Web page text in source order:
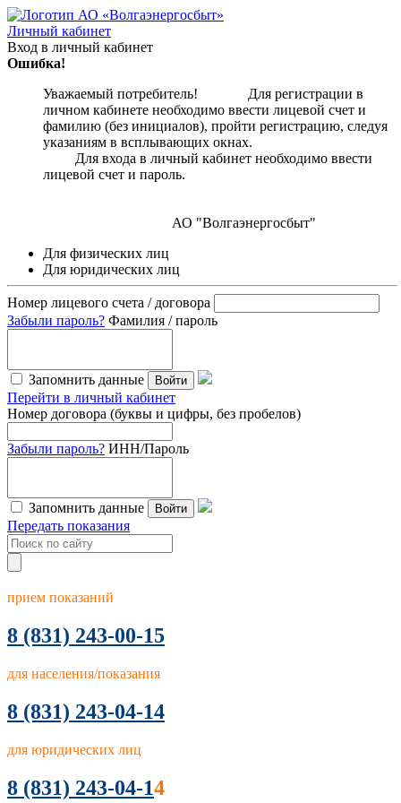
Личный кабинет
Вход в личный кабинет
Ошибка!
Уважаемый потребитель! Для регистрации в
личном кабинете необходимо ввести лицевой счет и
фамилию (без инициалов), пройти регистрацию, следуя
указаниям в всплывающих окнах.
Для входа в личный кабинет необходимо ввести
лицевой счет и пароль.
АО "Волгаэнергосбыт"
Для физических лиц
Для юридических лиц
Номер лицевого счета / договора
Забыли пароль? Фамилия / пароль
Запомнить данные Войти
Перейти в личный кабинет
Номер договора (буквы и цифры, без пробелов)
Забыли пароль? ИНН/Пароль
Запомнить данные Войти
Передать показания
прием показаний
8 (831) 243-00-15
для населения/показания
8 (831) 243-04-14
для юридических лиц
8 (831) 243-04-14